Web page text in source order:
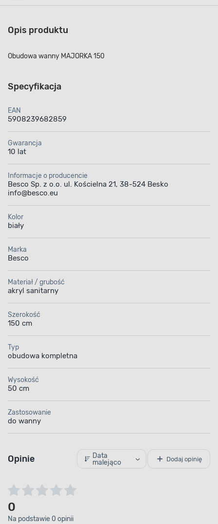
Opis produktu
Obudowa wanny MAJORKA 150
Specyfikacja
EAN
5908239682859
Gwarancja
10 lat
Informacje o producencie
Besco Sp. z o.o. ul. Kościelna 21, 38-524 Besko
info@besco.eu
Kolor
biały
Marka
Besco
Materiał / grubość
akryl sanitarny
Szerokość
150 cm
Typ
obudowa kompletna
Wysokość
50 cm
Zastosowanie
do wanny
Opinie
Data
malejąco
Dodaj opinię
0
Na podstawie 0 opinii